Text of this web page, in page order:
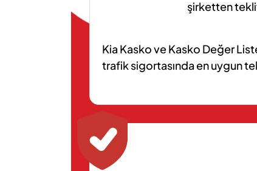
şirketten
Kia Kasko ve Kasko Değer
trafik sigortasında en uygun